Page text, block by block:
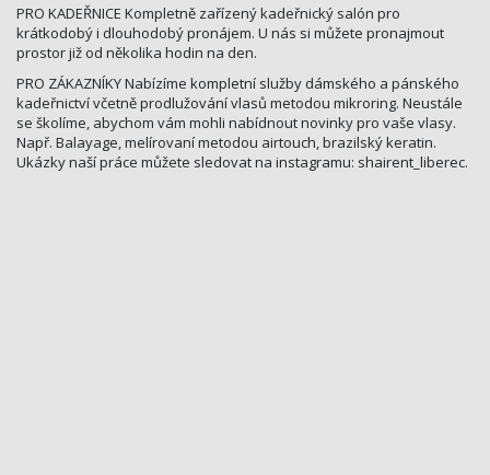
PRO KADEŘNICE Kompletně zařízený kadeřnický salón pro
krátkodobý i dlouhodobý pronájem. U nás si můžete pronajmout
prostor již od několika hodin na den.
PRO ZÁKAZNÍKY Nabízíme kompletní služby dámského a pánského
kadeřnictví včetně prodlužování vlasů metodou mikroring. Neustále
se školíme, abychom vám mohli nabídnout novinky pro vaše vlasy.
Např. Balayage, melírovaní metodou airtouch, brazilský keratin.
Ukázky naší práce můžete sledovat na instagramu: shairent_liberec.